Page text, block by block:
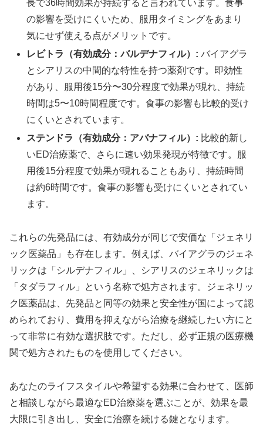
長で36時間効果が持続すると言われています。食事
の影響を受けにくいため、服用タイミングをあまり
気にせず使える点がメリットです。
レビトラ（有効成分：バルデナフィル）: バイアグラ
とシアリスの中間的な特性を持つ薬剤です。即効性
があり、服用後15分〜30分程度で効果が現れ、持続
時間は5〜10時間程度です。食事の影響も比較的受け
にくいとされています。
ステンドラ（有効成分：アバナフィル）: 比較的新し
いED治療薬で、さらに速い効果発現が特徴です。服
用後15分程度で効果が現れることもあり、持続時間
は約6時間です。食事の影響も受けにくいとされてい
ます。
これらの先発品には、有効成分が同じで安価な「ジェネリ
ック医薬品」も存在します。例えば、バイアグラのジェネ
リックは「シルデナフィル」、シアリスのジェネリックは
「タダラフィル」という名称で処方されます。ジェネリッ
ク医薬品は、先発品と同等の効果と安全性が国によって認
められており、費用を抑えながら治療を継続したい方にと
って非常に有効な選択肢です。ただし、必ず正規の医療機
関で処方されたものを使用してください。
あなたのライフスタイルや希望する効果に合わせて、医師
と相談しながら最適なED治療薬を選ぶことが、効果を最
大限に引き出し、安全に治療を続ける鍵となります。